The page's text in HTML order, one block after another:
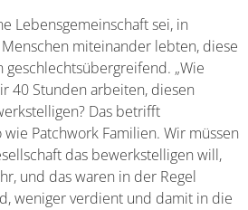
Lebensgemeinschaft sei, in
miteinander lebten, diese
geschlechtsübergreifend. „Wie
40 Stunden arbeiten, diesen
Das betrifft
Patchwork Familien. Wir müssen
das bewerkstelligen will,
und das waren in der Regel
weniger verdient und damit in die